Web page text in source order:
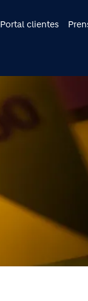
Portal clientes